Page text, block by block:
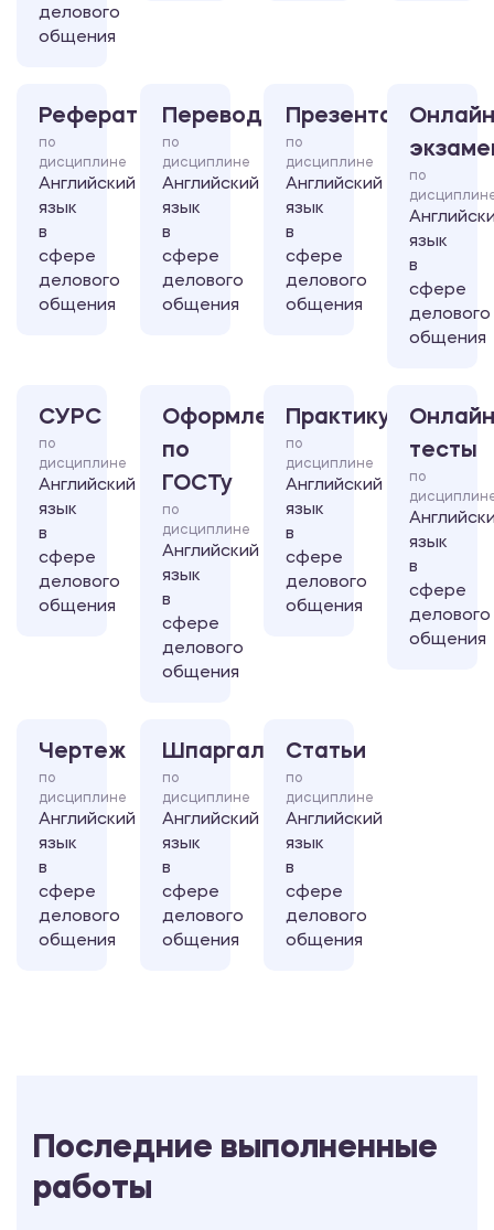
делового
общения
Реферат
по
дисциплине
Английский
язык
в
сфере
делового
общения
Перевод
по
дисциплине
Английский
язык
в
сфере
делового
общения
Презентация
по
дисциплине
Английский
язык
в
сфере
делового
общения
по
язык
в
сфере
делового
общения
СУРС
по
дисциплине
Английский
язык
в
сфере
делового
общения
Оформление
по
ГОСТу
по
дисциплине
Английский
язык
в
сфере
делового
общения
Практикум
по
дисциплине
Английский
язык
в
сфере
делового
общения
тесты
по
язык
в
сфере
делового
общения
Чертеж
по
дисциплине
Английский
язык
в
сфере
делового
общения
Шпаргалка
по
дисциплине
Английский
язык
в
сфере
делового
общения
Статьи
по
дисциплине
Английский
язык
в
сфере
делового
общения
Последние выполненные
работы